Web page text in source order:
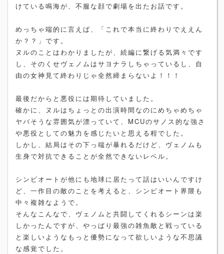
けている鳴海が、不服な顔で劇場を出たお話です。
めっちゃ端的に言えば、「これで本当に終わりでええん
か？？」です。
ヌルのことはわかりましたが、続編に繋げる気満々です
し、そのくせヴェノムはサヨナラしちゃっているし、自
由の女神見て終わりじゃ全然締まらないよ！！！
最後だからと悪役には期待していました。
確かに、ヌルはちょっとの出演時間なのにめちゃめちゃ
ヤバそうな雰囲気が漂っていて、MCUのサノス的な強さ
や悪役としての魅力を感じたいと思える程でした。
しかし、結局はその下っ端が暴れるだけど、ヴェノムも
生身で対抗できることが全然できないレベル。
シンビオートが他にも地球に居たって話はいいんですけ
ど、一作目の敵のことを考えると、シンビオート界隈も
中々複雑なようで。
そんなこんなで、ヴェノムと共闘してくれるシーンは楽
しかったんですが、やっぱり最強の雑魚敵と戦っている
と楽しいようなもっと優勢になって欲しいような不思議
な感覚でした。